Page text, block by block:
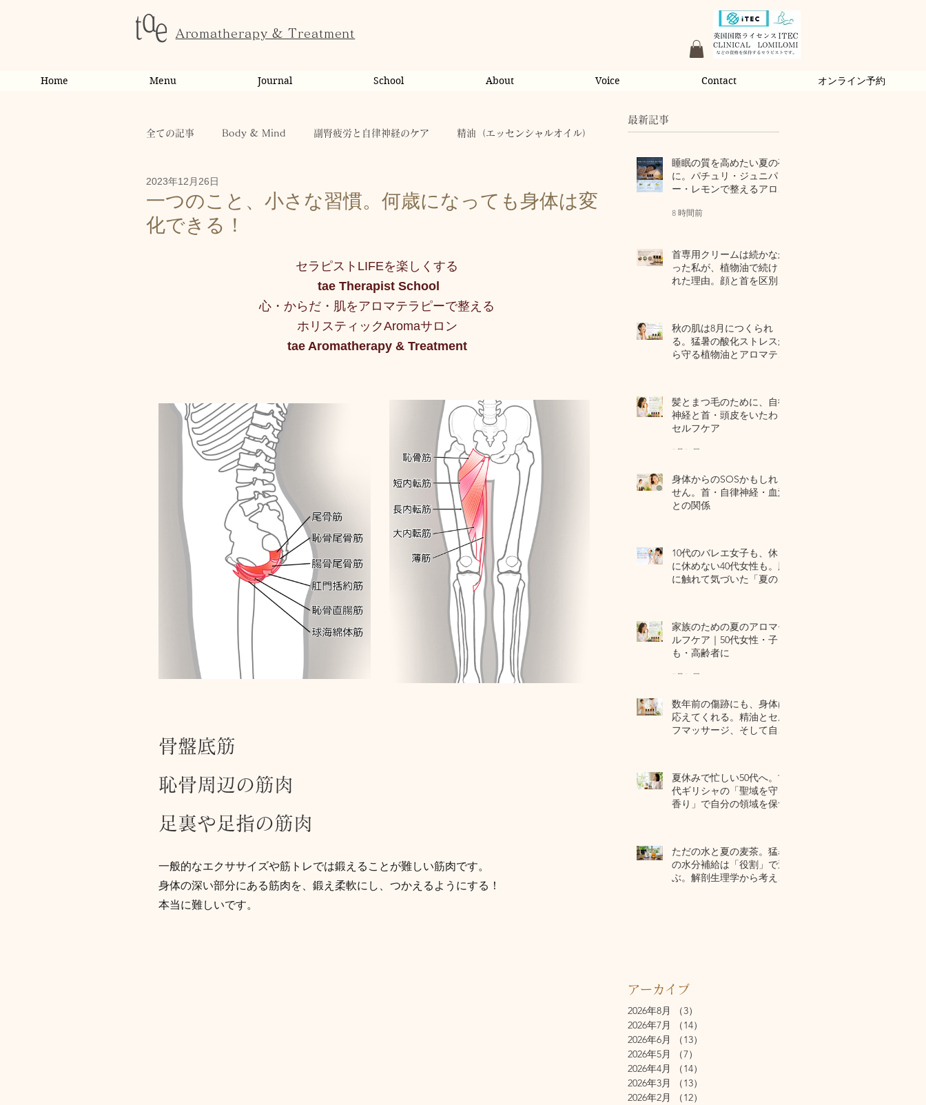
Aromatherapy & Treatment
Home Menu Journal School About Voice Contact オンライン予約
全ての記事 Body & Mind 副腎疲労と自律神経のケア 精油（エッセンシャルオイル）
お客様の変化・ご感想
キャンペーン
キャンペーン ご予約状況
メノポーズ（更年期） taeAromaサロン
カスタム・フェイシャル 身体を温めるオプショナル
tae Therapist School 子供のためのアロママッサージ
一つのこと、小さな習慣。何歳になっても身体は変
化できる！
2023年12月26日
セラピストLIFEを楽しくする
tae Therapist School
心・からだ・肌をアロマテラピーで整える
ホリスティックAromaサロン
tae Aromatherapy & Treatment
骨盤底筋
恥骨周辺の筋肉
足裏や足指の筋肉
一般的なエクササイズや筋トレでは鍛えることが難しい筋肉です。
身体の深い部分にある筋肉を、鍛え柔軟にし、つかえるようにする！
本当に難しいです。
最新記事
睡眠の質を高めたい夏の夜
に。パチュリ・ジュニパ
ー・レモンで整えるアロマ
8 時間前
首専用クリームは続かなか
った私が、植物油で続けら
れた理由。顔と首を区別し
秋の肌は8月につくられ
る。猛暑の酸化ストレスか
ら守る植物油とアロマテラ
髪とまつ毛のために、自律
神経と首・頭皮をいたわる
セルフケア
7月31日
身体からのSOSかもしれま
せん。首・自律神経・血流
との関係
10代のバレエ女子も、休日
に休めない40代女性も。肌
に触れて気づいた「夏の全
家族のための夏のアロマセ
ルフケア｜50代女性・子ど
も・高齢者に
7月24日
数年前の傷跡にも、身体は
応えてくれる。精油とセル
フマッサージ、そして自己
夏休みで忙しい50代へ。古
代ギリシャの「聖域を守る
香り」で自分の領域を保つ
ただの水と夏の麦茶。猛暑
の水分補給は「役割」で選
ぶ。解剖生理学から考える
アーカイブ
2026年8月
（3）
2026年7月
（14）
2026年6月
（13）
2026年5月
（7）
2026年4月
（14）
2026年3月
（13）
2026年2月
（12）